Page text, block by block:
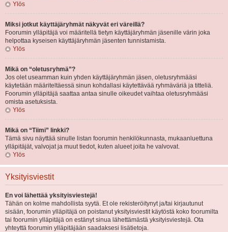
Ylös
Miksi jotkut käyttäjäryhmät näkyvät eri väreillä?
Foorumin ylläpitäjä voi määritellä tietyn käyttäjäryhmän jäsenille värin joka
helpottaa kyseisen käyttäjäryhmän jäsenten tunnistamista.
Ylös
Mikä on “oletusryhmä”?
Jos olet useamman kuin yhden käyttäjäryhmän jäsen, oletusryhmääsi
käytetään määriteltäessä sinun kohdallasi käytettävää ryhmäväriä ja titteliä.
Foorumin ylläpitäjä saattaa antaa sinulle oikeudet vaihtaa oletusryhmääsi
omista asetuksista.
Ylös
Mikä on “Tiimi” linkki?
Tämä sivu näyttää sinulle listan foorumin henkilökunnasta, mukaanluettuna
ylläpitäjät, valvojat ja muut tiedot, kuten alueet joita he valvovat.
Ylös
Yksityisviestit
En voi lähettää yksityisviestejä!
Tähän on kolme mahdollista syytä. Et ole rekisteröitynyt ja/tai kirjautunut
sisään, foorumin ylläpitäjä on poistanut yksityisviestit käytöstä koko foorumilta
tai foorumin ylläpitäjä on estänyt sinua lähettämästä yksityisviestejä. Ota
yhteyttä foorumin ylläpitäjään saadaksesi lisätietoja.